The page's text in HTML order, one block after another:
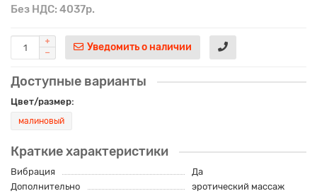
Без НДС: 4037р.
Уведомить о наличии
Доступные варианты
Цвет/размер:
малиновый
Краткие характеристики
Вибрация
Да
Дополнительно
эротический массаж